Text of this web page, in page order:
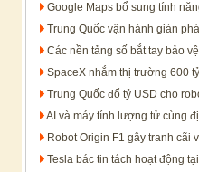
Google Maps bổ sung tính
Trung Quốc vận hành giàn
Các nền tảng số bắt tay bảo
SpaceX nhắm thị trường 600
Trung Quốc đổ tỷ USD cho
AI và máy tính lượng tử cùng
Robot Origin F1 gây tranh cãi
Tesla bác tin tách hoạt động